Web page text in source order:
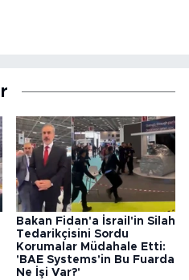
Bakan Fidan'a İsrail'in Silah
Tedarikçisini Sordu
Korumalar Müdahale Etti:
'BAE Systems'in Bu Fuarda
Ne İşi Var?'